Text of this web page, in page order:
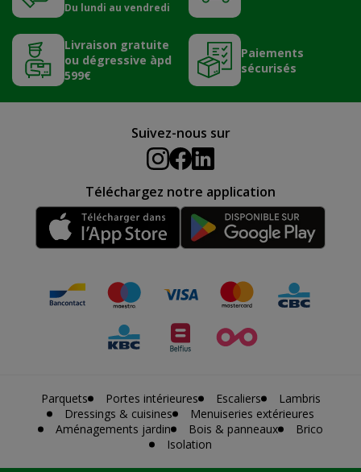
Du lundi au vendredi
Livraison gratuite
ou dégressive àpd
599€
Paiements
sécurisés
Suivez-nous sur
Téléchargez notre application
Parquets Portes intérieures Escaliers
Lambris
Dressings & cuisines
Menuiseries extérieures
Aménagements jardin
Bois & panneaux
Brico
Isolation